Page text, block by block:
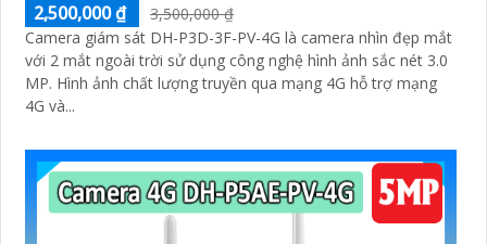
2,500,000 ₫
3,500,000 ₫
Camera giám sát DH-P3D-3F-PV-4G là camera nhìn đẹp mắt
với 2 mắt ngoài trời sử dụng công nghệ hình ảnh sắc nét 3.0
MP. Hình ảnh chất lượng truyền qua mạng 4G hỗ trợ mạng
4G và...